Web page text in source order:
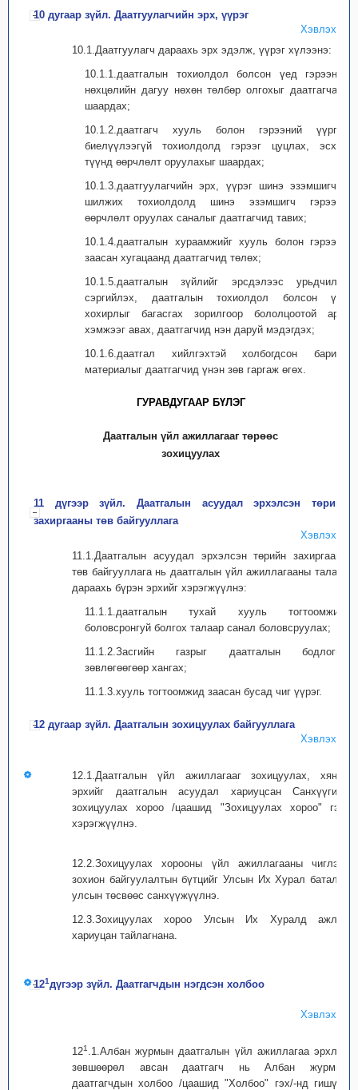
10 дугаар зүйл. Даатгуулагчийн эрх, үүрэг
Хэвлэх
10.1.Даатгуулагч дараахь эрх эдэлж, үүрэг хүлээнэ:
10.1.1.даатгалын тохиолдол болсон үед гэрээний
нөхцөлийн дагуу нөхөн төлбөр олгохыг даатгагчаас
шаардах;
10.1.2.даатгагч хууль болон гэрээний үүргээ
биелүүлээгүй тохиолдолд гэрээг цуцлах, эсхүл
түүнд өөрчлөлт оруулахыг шаардах;
10.1.3.даатгуулагчийн эрх, үүрэг шинэ эзэмшигчид
шилжих тохиолдолд шинэ эзэмшигч гэрээнд
өөрчлөлт оруулах саналыг даатгагчид тавих;
10.1.4.даатгалын хураамжийг хууль болон гэрээнд
заасан хугацаанд даатгагчид төлөх;
10.1.5.даатгалын зүйлийг эрсдэлээс урьдчилан
сэргийлэх, даатгалын тохиолдол болсон үед
хохирлыг багасгах зорилгоор бололцоотой арга
хэмжээг авах, даатгагчид нэн даруй мэдэгдэх;
10.1.6.даатгал хийлгэхтэй холбогдсон баримт
материалыг даатгагчид үнэн зөв гаргаж өгөх.
ГУРАВДУГААР БҮЛЭГ
Даатгалын үйл ажиллагааг төрөөс
зохицуулах
11 дүгээр зүйл. Даатгалын асуудал эрхэлсэн төрийн
захиргааны төв байгууллага
Хэвлэх
11.1.Даатгалын асуудал эрхэлсэн төрийн захиргааны
төв байгууллага нь даатгалын үйл ажиллагааны талаар
дараахь бүрэн эрхийг хэрэгжүүлнэ:
11.1.1.даатгалын тухай хууль тогтоомжийг
боловсронгуй болгох талаар санал боловсруулах;
11.1.2.Засгийн газрыг даатгалын бодлогын
зөвлөгөөгөөр хангах;
11.1.3.хууль тогтоомжид заасан бусад чиг үүрэг.
12 дугаар зүйл. Даатгалын зохицуулах байгууллага
Хэвлэх
12.1.Даатгалын үйл ажиллагааг зохицуулах, хянах
эрхийг даатгалын асуудал хариуцсан Санхүүгийн
зохицуулах хороо /цаашид "Зохицуулах хороо" гэх/
хэрэгжүүлнэ.
12.2.Зохицуулах хорооны үйл ажиллагааны чиглэл,
зохион байгуулалтын бүтцийг Улсын Их Хурал баталж,
улсын төсвөөс санхүүжүүлнэ.
12.3.Зохицуулах хороо Улсын Их Хуралд ажлаа
хариуцан тайлагнана.
121дүгээр зүйл. Даатгагчдын нэгдсэн холбоо
Хэвлэх
121 .1.Албан журмын даатгалын үйл ажиллагаа эрхлэх
зөвшөөрөл авсан даатгагч нь Албан журмын
даатгагчдын холбоо /цаашид "Холбоо" гэх/-нд гишүүн